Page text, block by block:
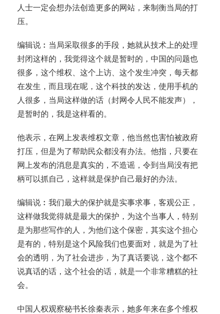
人士一定会想办法创造更多的网站，来制衡当局的打
压。
编辑说︰当局采取很多的手段，她就从技术上的处理
封闭这样的，我觉得这个就是暂时的，中国的问题也
很多，这个维权、这个上访、这个发生冲突，每天都
在发生，而且现在呢，这个科技的发达，使用手机的
人很多，当局这样做的话（封网令人民不能发声），
是暂时的，我是这样看的。
他表示，在网上发表维权文章，他当然也害怕被政府
打压，但是为了帮助民众都没有办法。他指，只要在
网上发布的消息是真实的，不造谣，令到当局没有把
柄可以抓自己，这样就是保护自己最好的办法。
编辑说︰我们最大的保护就是实事求事，客观公正，
这样做我觉得就是最大的保护，为这个当事人，特别
是为那些写作的人，为他们这个保密，其实这个担心
是有的，特别是这个风险我们也要面对，就是为了社
会的透明，为了社会进步，为了真话要说，这个都不
说真话的话，这个社会的话，就是一个非常糟糕的社
会。
中国人权观察秘书长徐秦表示，她多年来在多个维权